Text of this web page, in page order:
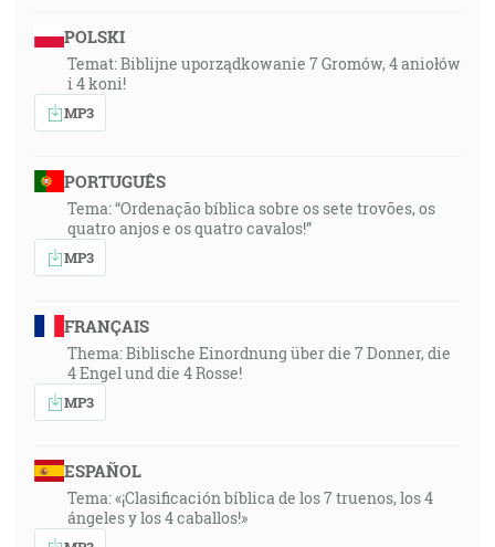
POLSKI
Temat: Biblijne uporządkowanie 7 Gromów, 4 aniołów
i 4 koni!
MP3
PORTUGUÊS
Tema: “Ordenação bíblica sobre os sete trovões, os
quatro anjos e os quatro cavalos!”
MP3
FRANÇAIS
Thema: Biblische Einordnung über die 7 Donner, die
4 Engel und die 4 Rosse!
MP3
ESPAÑOL
Tema: «¡Clasificación bíblica de los 7 truenos, los 4
ángeles y los 4 caballos!»